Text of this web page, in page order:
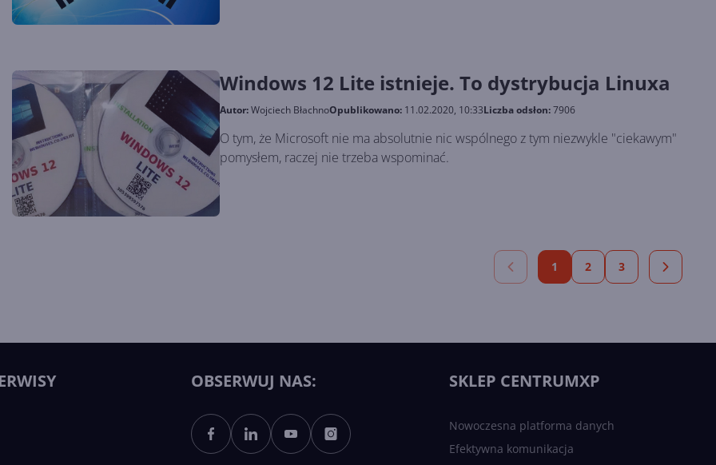
Windows 12 Lite istnieje. To dystrybucja Linuxa
Autor:Wojciech BłachnoOpublikowano: 11.02.2020, 10:33Liczba odsłon:7906
O tym, że Microsoft nie ma absolutnie nic wspólnego z tym niezwykle "ciekawym"
pomysłem, raczej nie trzeba wspominać.
1 2 3
OBSERWUJ NAS: SKLEP CENTRUMXP
Nowoczesna platforma danych
Efektywna komunikacja